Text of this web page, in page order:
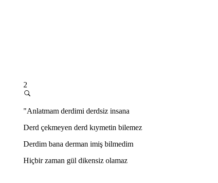
2
"Anlatmam derdimi derdsiz insana
Derd çekmeyen derd kıymetin bilemez
Derdim bana derman imiş bilmedim
Hiçbir zaman gül dikensiz olamaz